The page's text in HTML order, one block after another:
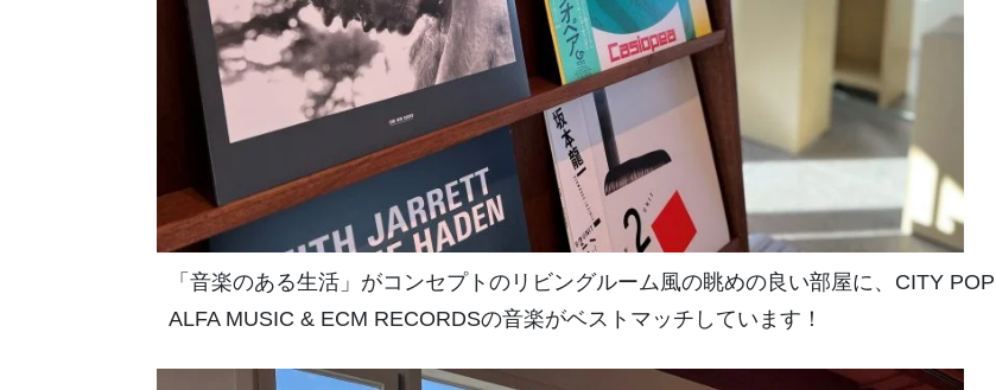
「音楽のある生活」がコンセプトのリビングルーム風の眺めの良い部屋に、CITY
ALFA MUSIC & ECM RECORDSの音楽がベストマッチしています！